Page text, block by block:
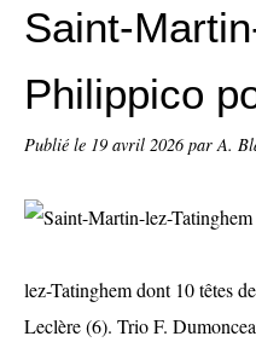
Saint-
Philippico
Publié le 19 avril 2026par A.
lez-Tatinghem dont 10 têtes
Leclère (6). Trio F.